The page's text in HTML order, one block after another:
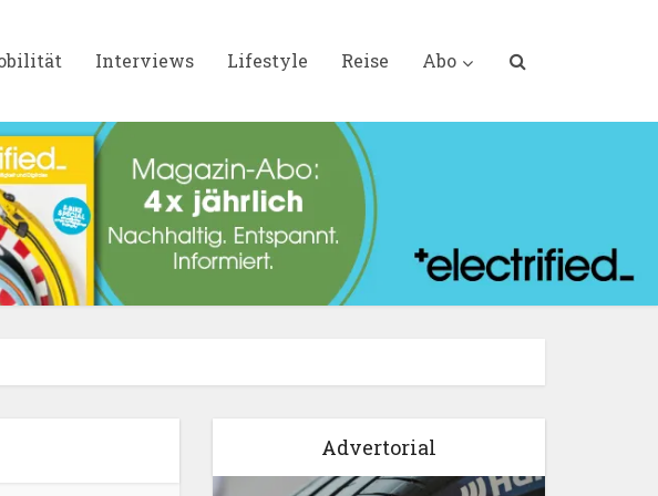
Interviews Lifestyle Reise Abo
Advertorial